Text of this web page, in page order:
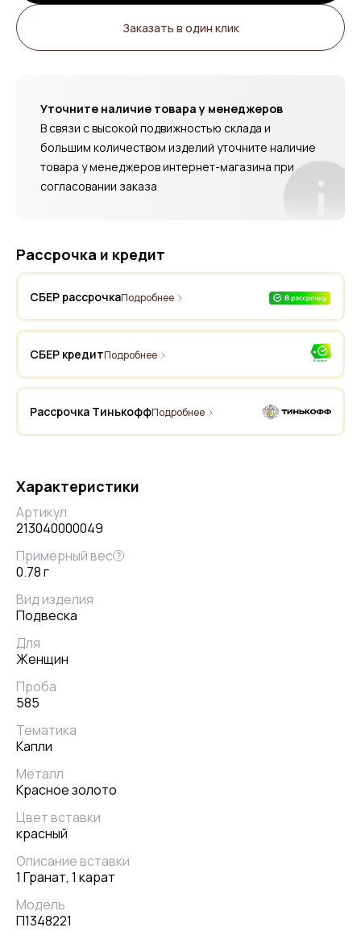
Заказать в один клик
Уточните наличие товара у менеджеров
В связи с высокой подвижностью склада и
большим количеством изделий уточните наличие
товара у менеджеров интернет-магазина при
согласовании заказа
Рассрочка и кредит
СБЕР рассрочкаПодробнее
СБЕР кредитПодробнее
Рассрочка ТинькоффПодробнее
Характеристики
Артикул
213040000049
Примерный вес ?
0.78 г
Вид изделия
Подвеска
Для
Женщин
Проба
585
Тематика
Капли
Металл
Красное золото
Цвет вставки
красный
Описание вставки
1 Гранат, 1 карат
Модель
П1348221